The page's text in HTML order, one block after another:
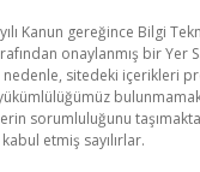
Kanun gereğince Bilgi
onaylanmış bir Yer
sitedeki içerikleri
sorumluluğunu
etmiş sayılırlar.